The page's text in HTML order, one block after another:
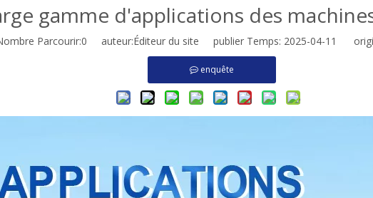
gamme d'applications des
Parcourir:0 auteur:Éditeur du site publier Temps: 2025-04-11
enquête